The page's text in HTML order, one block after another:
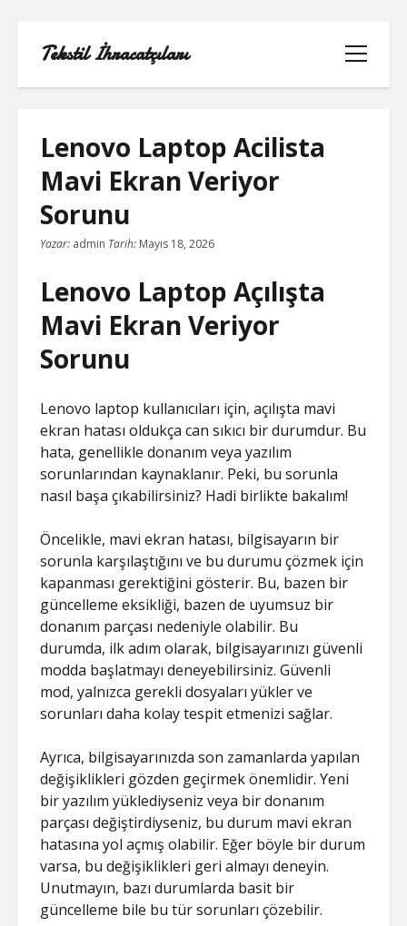
Tekstil İhracatçıları
menüyü
aç
1000 LINKEDIN TAKIPÇI HILESI
INSTAGRAM GIZLI HESAP GÖRME
LINKEDIN BEĞENI KASMA PARASIZ
Lenovo Laptop Acilista
Mavi Ekran Veriyor
Sorunu
Yazar: admin Tarih: Mayıs 18, 2026
Lenovo Laptop Açılışta
Mavi Ekran Veriyor
Sorunu
Lenovo laptop kullanıcıları için, açılışta mavi
ekran hatası oldukça can sıkıcı bir durumdur. Bu
hata, genellikle donanım veya yazılım
sorunlarından kaynaklanır. Peki, bu sorunla
nasıl başa çıkabilirsiniz? Hadi birlikte bakalım!
Öncelikle, mavi ekran hatası, bilgisayarın bir
sorunla karşılaştığını ve bu durumu çözmek için
kapanması gerektiğini gösterir. Bu, bazen bir
güncelleme eksikliği, bazen de uyumsuz bir
donanım parçası nedeniyle olabilir. Bu
durumda, ilk adım olarak, bilgisayarınızı güvenli
modda başlatmayı deneyebilirsiniz. Güvenli
mod, yalnızca gerekli dosyaları yükler ve
sorunları daha kolay tespit etmenizi sağlar.
Ayrıca, bilgisayarınızda son zamanlarda yapılan
değişiklikleri gözden geçirmek önemlidir. Yeni
bir yazılım yüklediyseniz veya bir donanım
parçası değiştirdiyseniz, bu durum mavi ekran
hatasına yol açmış olabilir. Eğer böyle bir durum
varsa, bu değişiklikleri geri almayı deneyin.
Unutmayın, bazı durumlarda basit bir
güncelleme bile bu tür sorunları çözebilir.